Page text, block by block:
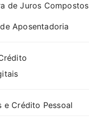
de Juros Compostos
Aposentadoria
e Crédito Pessoal